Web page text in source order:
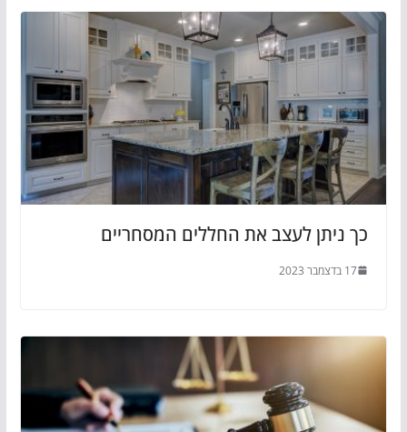
כך ניתן לעצב את החללים המסחריים
17 בדצמבר 2023